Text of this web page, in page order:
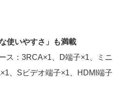
使いやすさ」も満載
ス：3RCA×1、D端子×1、ミニ
、Sビデオ端子×1、HDMI端子